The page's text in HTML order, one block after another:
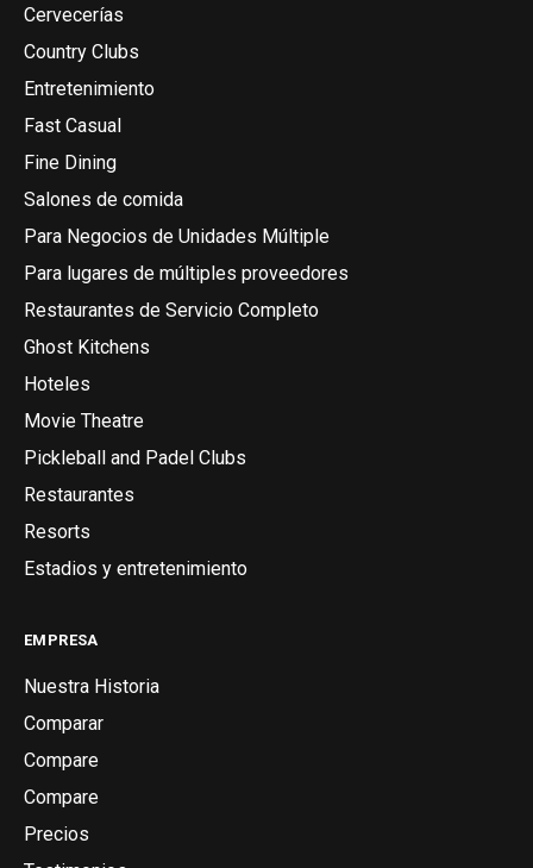
Cervecerías
Country Clubs
Entretenimiento
Fast Casual
Fine Dining
Salones de comida
Para Negocios de Unidades Múltiple
Para lugares de múltiples proveedores
Restaurantes de Servicio Completo
Ghost Kitchens
Hoteles
Movie Theatre
Pickleball and Padel Clubs
Restaurantes
Resorts
Estadios y entretenimiento
EMPRESA
Nuestra Historia
Comparar
Compare
Compare
Precios